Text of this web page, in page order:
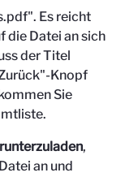
Es reicht
die Datei an sich
der Titel
Knopf
Sie
,
an und